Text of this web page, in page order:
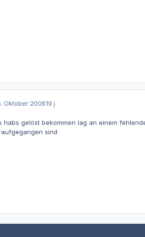
Oktober 200619 j
habs gelöst bekommen lag an einem
sind